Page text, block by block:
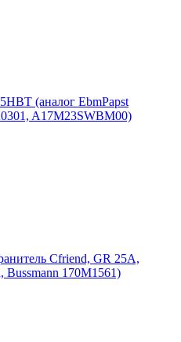
(аналог EbmPapst
A17M23SWBM00)
Cfriend, GR 25А,
Bussmann 170M1561)